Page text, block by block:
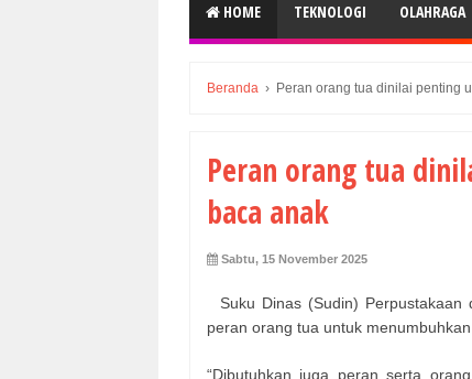
HOME TEKNOLOGI OLAHRAGA
Beranda › Peran orang tua dinilai penting
Peran orang tua
baca anak
Sabtu, 15 November 2025
Suku Dinas (Sudin) Perpustakaan
peran orang tua untuk
“Dibutuhkan juga peran serta